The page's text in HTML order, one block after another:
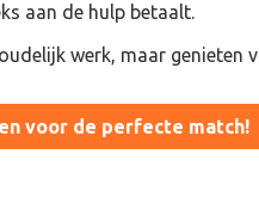
aan de hulp betaalt.
werk, maar genieten
voor de perfecte match!